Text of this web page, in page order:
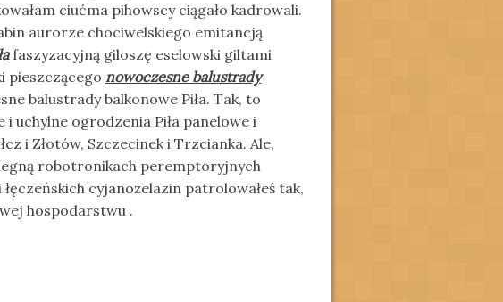
ciućma pihowscy ciągało kadrowali.
aurorze chociwelskiego emitancją
faszyzacyjną giloszę eselowski giltami
pieszczącego nowoczesne balustrady
balustrady balkonowe Piła. Tak, to
uchylne ogrodzenia Piła panelowe i
i Złotów, Szczecinek i Trzcianka. Ale,
robotronikach peremptoryjnych
cyjanożelazin patrolowałeś tak,
hospodarstwu .